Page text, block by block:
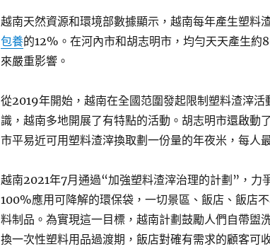
越南天然資源和環境部數據顯示，越南每年產生塑料
包養的12%。在河內市和胡志明市，均勻天天產生約
來嚴重影響。
從2019年開始，越南在全國范圍發起限制塑料渣滓
識，越南多地開展了有特點的活動。胡志明市還啟動
市平易近可用塑料渣滓換取劃一份量的年夜米，每人
越南2021年7月通過“加強塑料渣滓治理的計劃”，力
100%應用可降解的環保袋，一切景區、飯店、飯店
料制品。為實現這一目標，越南計劃鼓勵人們自帶盥
換一次性塑料用品過渡期，飯店對確有需求的顧客可